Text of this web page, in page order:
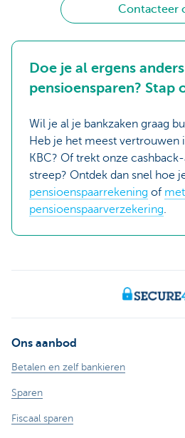
Contacteer
Doe je al ergens
pensioensparen? Stap
Wil je al je bankzaken graag
Heb je het meest vertrouwen
KBC? Of trekt onze
streep? Ontdek dan snel hoe
pensioenspaarrekening of
pensioenspaarverzekering.
Ons aanbod
Betalen en zelf bankieren
Sparen
Fiscaal sparen